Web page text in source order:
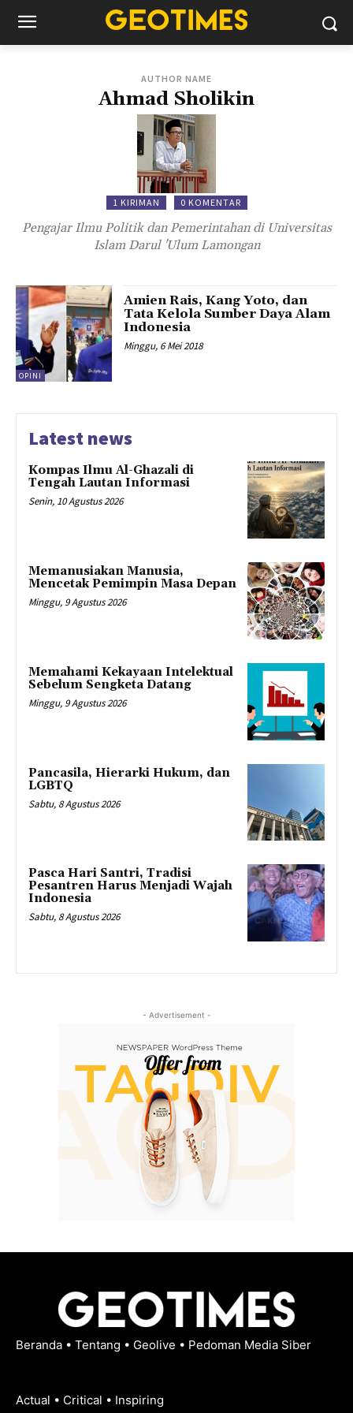
AUTHOR NAME
Ahmad Sholikin
1 KIRIMAN 0 KOMENTAR
Pengajar Ilmu Politik dan Pemerintahan di Universitas
Islam Darul 'Ulum Lamongan
OPINI
Amien Rais, Kang Yoto, dan
Tata Kelola Sumber Daya Alam
Indonesia
Minggu, 6 Mei 2018
Latest news
Kompas Ilmu Al-Ghazali di
Tengah Lautan Informasi
Senin, 10 Agustus 2026
Memanusiakan Manusia,
Mencetak Pemimpin Masa Depan
Minggu, 9 Agustus 2026
Memahami Kekayaan Intelektual
Sebelum Sengketa Datang
Minggu, 9 Agustus 2026
Pancasila, Hierarki Hukum, dan
LGBTQ
Sabtu, 8 Agustus 2026
Pasca Hari Santri, Tradisi
Pesantren Harus Menjadi Wajah
Indonesia
Sabtu, 8 Agustus 2026
- Advertisement -
Beranda • Tentang • Geolive • Pedoman Media Siber
Actual • Critical • Inspiring